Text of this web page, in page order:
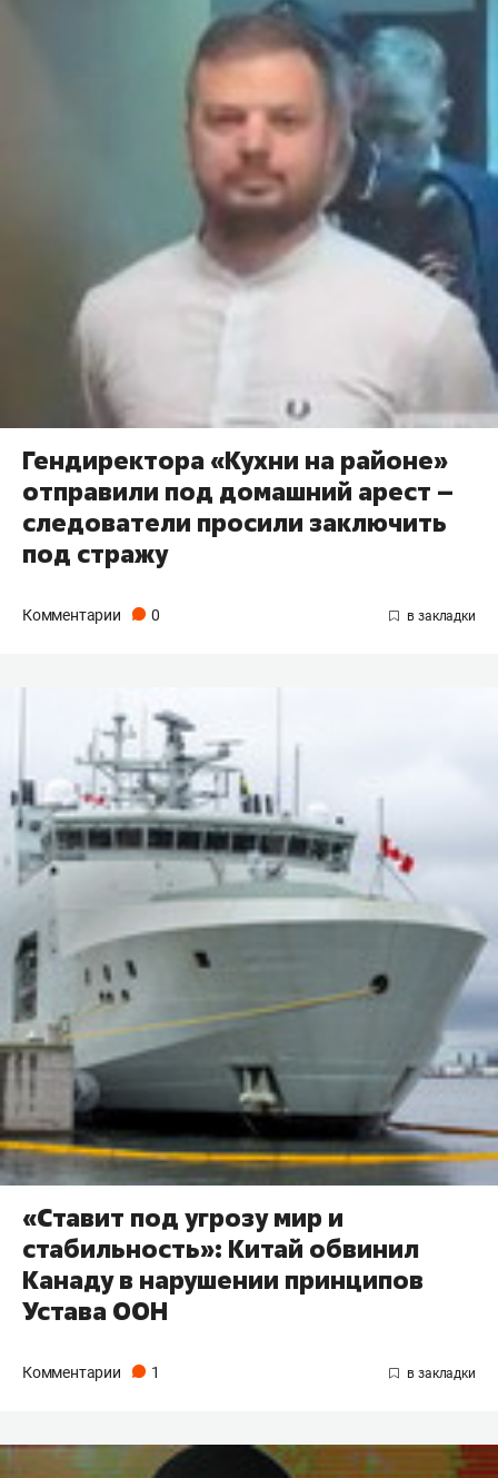
Гендиректора «Кухни на районе»
отправили под домашний арест –
следователи просили заключить
под стражу
Комментарии 0
«Ставит под угрозу мир и
стабильность»: Китай обвинил
Канаду в нарушении принципов
Устава ООН
Комментарии 1